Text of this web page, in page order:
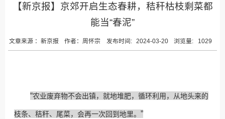
【新京报】京郊开启生态春耕，秸秆枯枝剩菜都
能当“春泥”
文章来源 ：新京报 作者：周怀宗 发布时间: 2024-03-20 浏览量: 1029
“农业废弃物不会出镇，就地堆肥，循环利用，从地头来的
枝条、秸秆、尾菜，会再一次回到地里。”